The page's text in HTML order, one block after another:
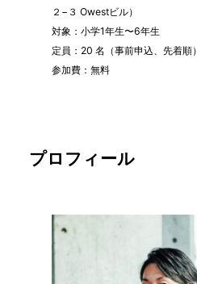
２−３ Owestビル）
対象：小学1年生〜6年生
定員：20 名（事前申込、先着順）
参加費：無料
プロフィール